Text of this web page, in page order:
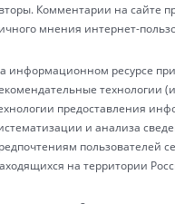
Комментарии на сайте
мнения интернет-
информационном ресурсе
технологии
предоставления
и анализа
пользователей
на территории